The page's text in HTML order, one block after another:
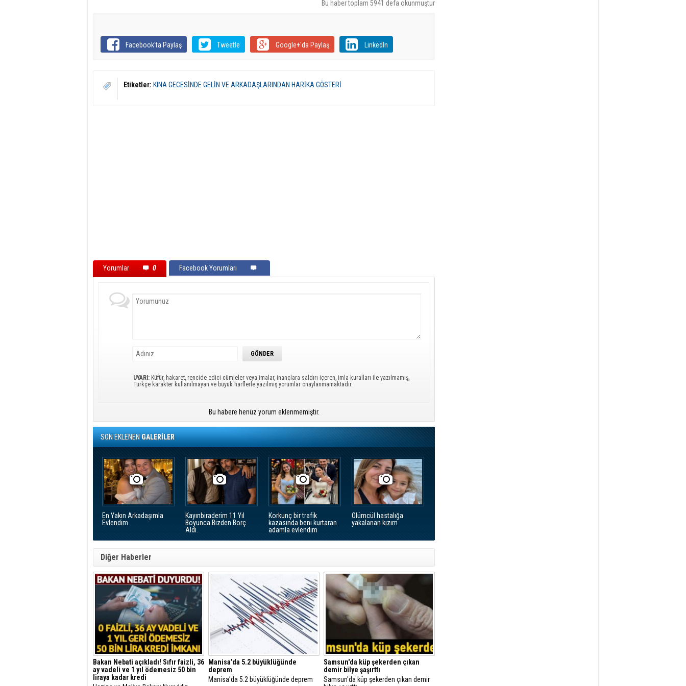
Bu haber toplam 5941 defa okunmuştur
Facebook'ta Paylaş Tweetle Google+'da Paylaş LinkedIn
Etiketler: KINA GECESİNDE GELİN VE ARKADAŞLARINDAN HARİKA GÖSTERİ
Yorumlar 0 Facebook Yorumları
UYARI: Küfür, hakaret, rencide edici cümleler veya imalar, inançlara saldırı içeren, imla kuralları ile yazılmamış,
Türkçe karakter kullanılmayan ve büyük harflerle yazılmış yorumlar onaylanmamaktadır.
Bu habere henüz yorum eklenmemiştir.
SON EKLENENGALERİLER
En Yakın Arkadaşımla
Evlendim
Kayınbiraderim 11 Yıl
Boyunca Bizden Borç
Aldı.
Korkunç bir trafik
kazasında beni kurtaran
adamla evlendim
Olümcül hastalığa
yakalanan kızım
Diğer Haberler
Bakan Nebati açıkladı! Sıfır faizli, 36
ay vadeli ve 1 yıl ödemesiz 50 bin
liraya kadar kredi
Manisa’da 5.2 büyüklüğünde
deprem
Manisa’da 5.2 büyüklüğünde deprem
Samsun'da küp şekerden çıkan
demir bilye şaşırttı
Samsun'da küp şekerden çıkan demir